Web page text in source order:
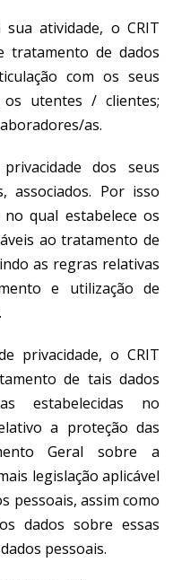
atividade, o CRIT
tratamento de dados
com os seus
os utentes / clientes;
as.
dos seus
associados. Por isso
qual estabelece os
ao tratamento de
as regras relativas
e utilização de
privacidade, o CRIT
de tais dados
estabelecidas no
a proteção das
Geral sobre a
legislação aplicável
pessoais, assim como
dados sobre essas
pessoais.